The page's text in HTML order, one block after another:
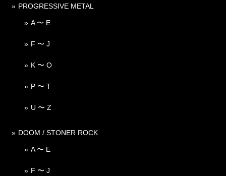
PROGRESSIVE METAL
A 〜 E
F 〜 J
K 〜 O
P 〜 T
U 〜 Z
DOOM / STONER ROCK
A 〜 E
F 〜 J